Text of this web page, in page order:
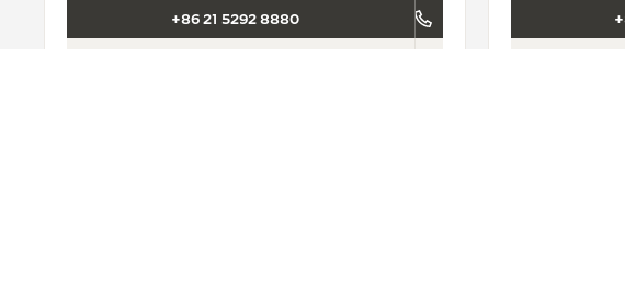
+86 21 5292 8880